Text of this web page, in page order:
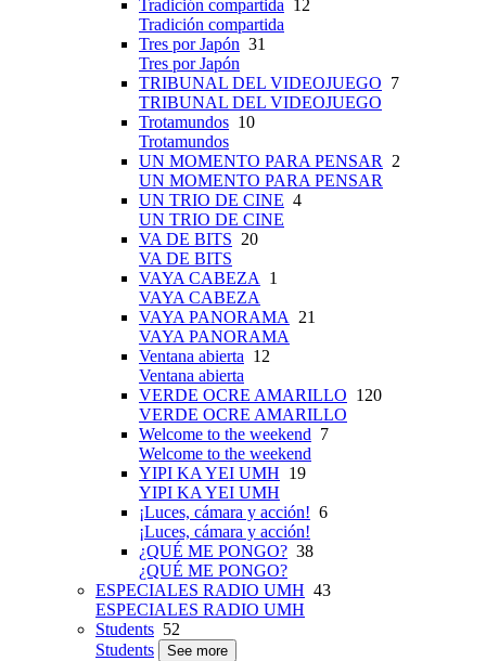
Tradición compartida 12
Tradición compartida
Tres por Japón 31
Tres por Japón
TRIBUNAL DEL VIDEOJUEGO 7
TRIBUNAL DEL VIDEOJUEGO
Trotamundos 10
Trotamundos
UN MOMENTO PARA PENSAR
2
UN MOMENTO PARA PENSAR
UN TRIO DE CINE 4
UN TRIO DE CINE
VA DE BITS 20
VA DE BITS
VAYA CABEZA
1
VAYA CABEZA
VAYA PANORAMA
21
VAYA PANORAMA
Ventana abierta 12
Ventana abierta
VERDE OCRE AMARILLO 120
VERDE OCRE AMARILLO
Welcome to the weekend 7
Welcome to the weekend
YIPI KA YEI UMH 19
YIPI KA YEI UMH
¡Luces, cámara y acción! 6
¡Luces, cámara y acción!
¿QUÉ ME PONGO? 38
¿QUÉ ME PONGO?
ESPECIALES RADIO UMH 43
ESPECIALES RADIO UMH
Students 52
Students
See more